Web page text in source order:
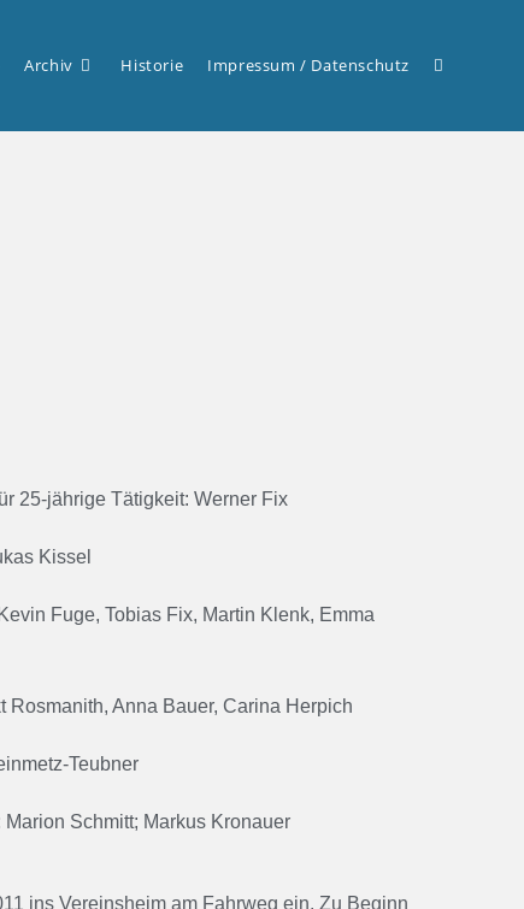
Archiv Historie Impressum / Datenschutz
25-jährige Tätigkeit: Werner Fix
Kissel
Fuge, Tobias Fix, Martin Klenk, Emma
Anna Bauer, Carina Herpich
Teubner
Schmitt; Markus Kronauer
ins Vereinsheim am Fahrweg ein. Zu Beginn